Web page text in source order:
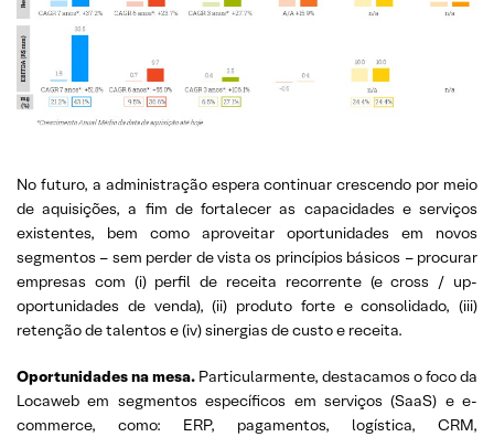
No futuro, a administração espera continuar crescendo por meio
de aquisições, a fim de fortalecer as capacidades e serviços
existentes, bem como aproveitar oportunidades em novos
segmentos – sem perder de vista os princípios básicos – procurar
empresas com (i) perfil de receita recorrente (e cross / up-
oportunidades de venda), (ii) produto forte e consolidado, (iii)
retenção de talentos e (iv) sinergias de custo e receita.
Oportunidades na mesa. Particularmente, destacamos o foco da
Locaweb em segmentos específicos em serviços (SaaS) e e-
commerce, como: ERP, pagamentos, logística, CRM,